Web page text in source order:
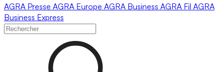
AGRA Presse AGRA Europe AGRA Business AGRA Fil AGRA
Business Express